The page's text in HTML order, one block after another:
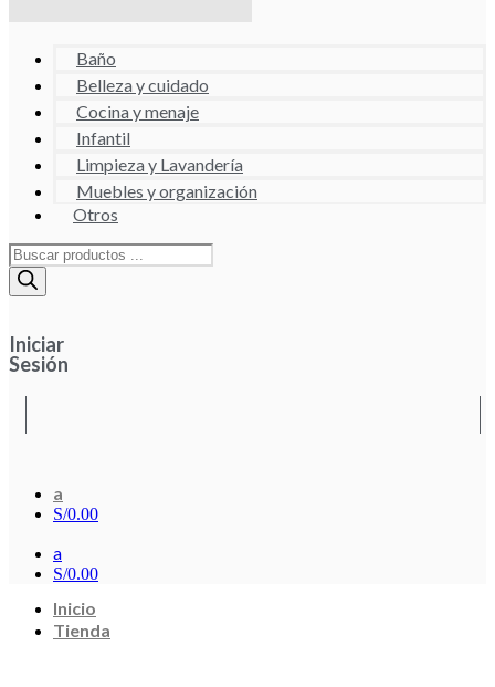
Baño
Belleza y cuidado
Cocina y menaje
Infantil
Limpieza y Lavandería
Muebles y organización
Otros
Búsqueda
de
productos
Iniciar
Sesión
a
S/0.00
a
S/0.00
Inicio
Tienda